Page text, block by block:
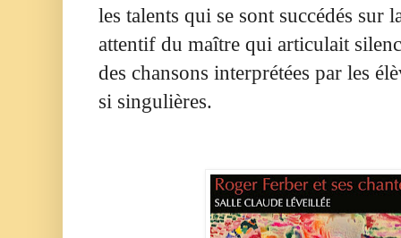
les talents qui se sont succédés sur
attentif du maître qui articulait
des chansons interprétées par les
si singulières.